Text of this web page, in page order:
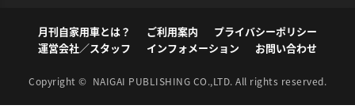
月刊自家用車とは？ ご利用案内
プライバシーポリシー
運営会社／スタッフ
インフォメーション お問い合わせ
Copyright © NAIGAI PUBLISHING CO.,LTD. All rights reserved.